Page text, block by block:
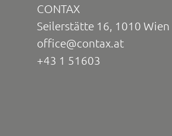
CONTAX
Seilerstätte 16, 1010 Wien
office@contax.at
+43 1 51603